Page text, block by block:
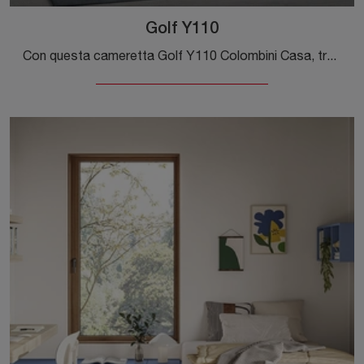
Golf Y110
Con questa cameretta Golf Y110 Colombini Casa, tra le soluzioni a ponte, potrai ammobiliare stanze moderne per ragazzi.